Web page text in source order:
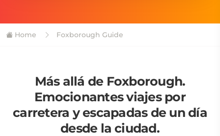
Home Foxborough Guide
Más allá de Foxborough.
Emocionantes viajes por
carretera y escapadas de un día
desde la ciudad.